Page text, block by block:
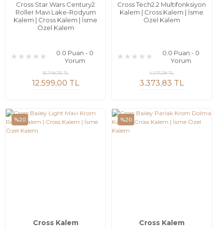
Cross Star Wars Century2
Roller Mavi Lake-Rodyum
Kalem | Cross Kalem | İsme
Özel Kalem
0.0 Puan - 0
Yorum
12.599,00 TL
15.748,75 TL
Cross Tech2.2 Multifonksiyon
Kalem | Cross Kalem | İsme
Özel Kalem
0.0 Puan - 0
Yorum
3.373,83 TL
4.217,28 TL
%20
Cross Kalem
%20
Cross Kalem